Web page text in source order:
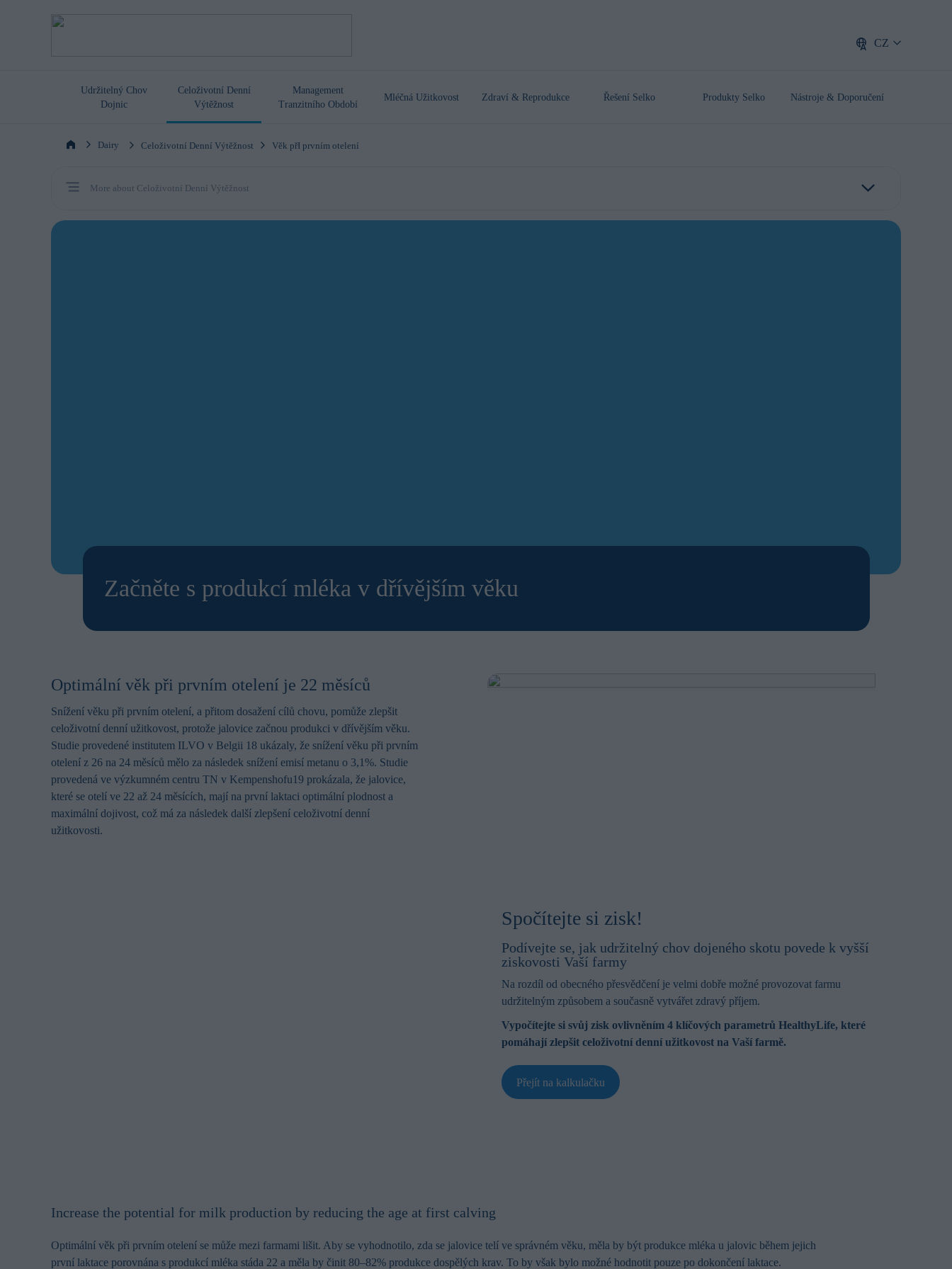
CZ
Udržitelný Chov
Dojnic
Celoživotní Denní
Výtěžnost
Management
Tranzitního Období
Mléčná Užitkovost Zdraví & Reprodukce Řešení Selko Produkty Selko Nástroje & Doporučení
Dairy Celoživotní Denní Výtěžnost Věk přI prvním otelení
More about Celoživotní Denní Výtěžnost
Začněte s produkcí mléka v dřívějším věku
Optimální věk při prvním otelení je 22 měsíců
Snížení věku při prvním otelení, a přitom dosažení cílů chovu, pomůže zlepšit
celoživotní denní užitkovost, protože jalovice začnou produkci v dřívějším věku.
Studie provedené institutem ILVO v Belgii 18 ukázaly, že snížení věku při prvním
otelení z 26 na 24 měsíců mělo za následek snížení emisí metanu o 3,1%. Studie
provedená ve výzkumném centru TN v Kempenshofu19 prokázala, že jalovice,
které se otelí ve 22 až 24 měsících, mají na první laktaci optimální plodnost a
maximální dojivost, což má za následek další zlepšení celoživotní denní
užitkovosti.
Spočítejte si zisk!
Podívejte se, jak udržitelný chov dojeného skotu povede k vyšší
ziskovosti Vaší farmy
Na rozdíl od obecného přesvědčení je velmi dobře možné provozovat farmu
udržitelným způsobem a současně vytvářet zdravý příjem.
Vypočítejte si svůj zisk ovlivněním 4 klíčových parametrů HealthyLife, které
pomáhají zlepšit celoživotní denní užitkovost na Vaší farmě.
Přejít na kalkulačku
Increase the potential for milk production by reducing the age at first calving
Optimální věk při prvním otelení se může mezi farmami lišit. Aby se vyhodnotilo, zda se jalovice telí ve správném věku, měla by být produkce mléka u jalovic během jejich
první laktace porovnána s produkcí mléka stáda 22 a měla by činit 80–82% produkce dospělých krav. To by však bylo možné hodnotit pouze po dokončení laktace.